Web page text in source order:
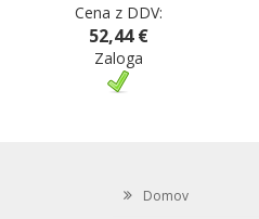
Cena z DDV:
52,44 €
Zaloga
Domov